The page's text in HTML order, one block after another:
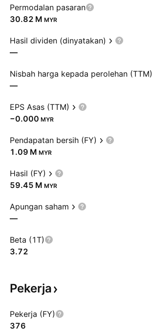
Permodalan pasaran
‪30.82 M‬ MYR
Hasil dividen (dinyatakan)
—
Nisbah harga kepada perolehan (TTM)
—
EPS Asas (TTM)
−0.000 MYR
Pendapatan bersih (FY)
‪1.09 M‬ MYR
Hasil (FY)
‪59.45 M‬ MYR
Apungan saham
—
Beta (1T)
3.72
Pekerja
Pekerja (FY)
376